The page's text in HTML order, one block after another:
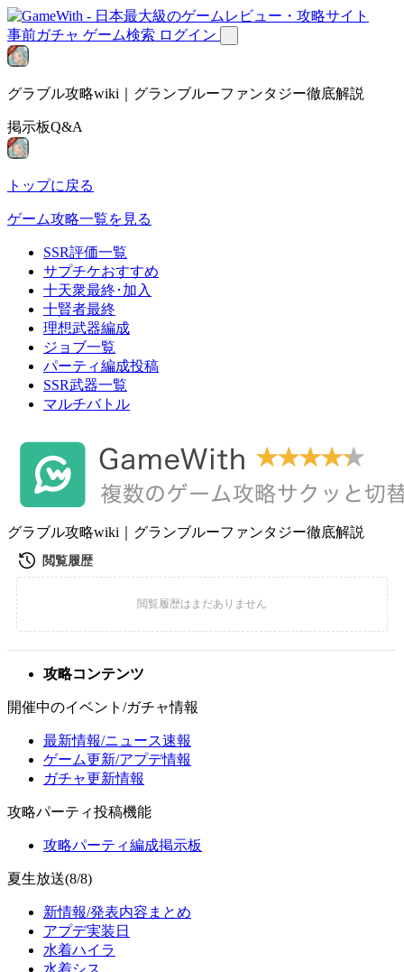
事前ガチャ ゲーム検索 ログイン
グラブル攻略wiki｜グランブルーファンタジー徹底解説
掲示板Q&A
トップに戻る
ゲーム攻略一覧を見る
SSR評価一覧
サプチケおすすめ
十天衆最終･加入
十賢者最終
理想武器編成
ジョブ一覧
パーティ編成投稿
SSR武器一覧
マルチバトル
グラブル攻略wiki｜グランブルーファンタジー徹底解説
攻略コンテンツ
開催中のイベント/ガチャ情報
最新情報/ニュース速報
ゲーム更新/アプデ情報
ガチャ更新情報
攻略パーティ投稿機能
攻略パーティ編成掲示板
夏生放送(8/8)
新情報/発表内容まとめ
アプデ実装日
水着ハイラ
水着シス